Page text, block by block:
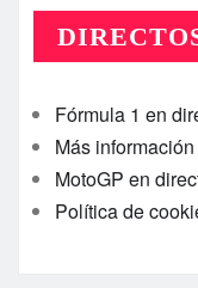
Fórmula 1 en
Más
MotoGP en
Política de